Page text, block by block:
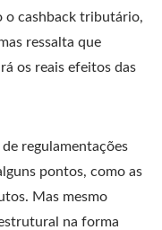
o cashback tributário,
ressalta que
os reais efeitos das
regulamentações
pontos, como as
Mas mesmo
na forma